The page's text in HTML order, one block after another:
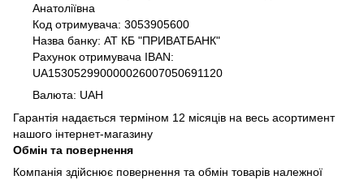
Анатоліївна
Код отримувача: 3053905600
Назва банку: АТ КБ "ПРИВАТБАНК"
Рахунок отримувача IBAN:
UA153052990000026007050691120
Валюта: UAH
Гарантія надається терміном 12 місяців на весь асортимент
нашого інтернет-магазину
Обмін та повернення
Компанія здійснює повернення та обмін товарів належної